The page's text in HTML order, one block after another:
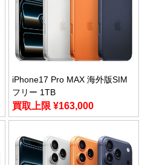
iPhone17 Pro MAX 海外版SIM
フリー 1TB
買取上限 ¥163,000